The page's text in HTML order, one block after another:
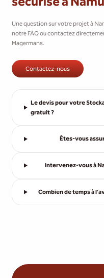
Une question sur votre projet à
notre FAQ ou contactez
Magermans.
Contactez-nous
Le devis pour votre
gratuit ?
Êtes-vous
Intervenez-vous à
Combien de temps à